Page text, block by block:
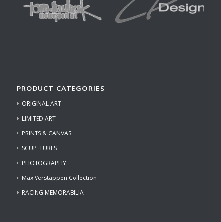
PRODUCT CATEGORIES
ORIGINAL ART
LIMITED ART
PRINTS & CANVAS
SCUPLTURES
PHOTOGRAPHY
Max Verstappen Collection
RACING MEMORABILIA